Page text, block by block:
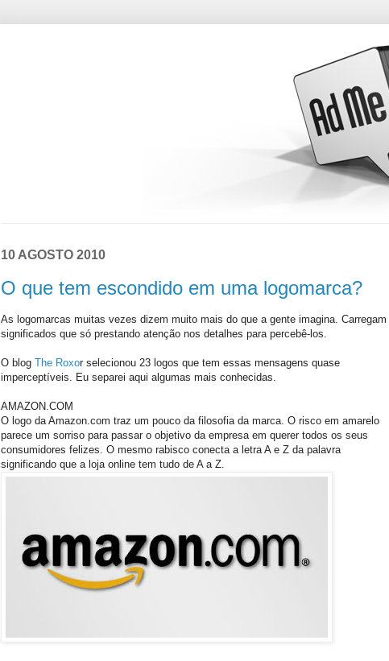
10 AGOSTO 2010
O que tem escondido em uma logomarca?
As logomarcas muitas vezes dizem muito mais do que a gente imagina. Carregam
significados que só prestando atenção nos detalhes para percebê-los.
O blog The Roxor selecionou 23 logos que tem essas mensagens quase
imperceptíveis. Eu separei aqui algumas mais conhecidas.
AMAZON.COM
O logo da Amazon.com traz um pouco da filosofia da marca. O risco em amarelo
parece um sorriso para passar o objetivo da empresa em querer todos os seus
consumidores felizes. O mesmo rabisco conecta a letra A e Z da palavra
significando que a loja online tem tudo de A a Z.